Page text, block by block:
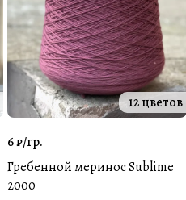
12 цветов
6 ₽/гр.
Гребенной меринос Sublime
2000